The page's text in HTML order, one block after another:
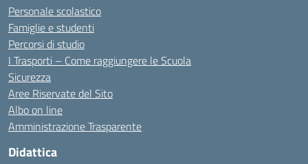
Personale scolastico
Famiglie e studenti
Percorsi di studio
I Trasporti – Come raggiungere le Scuola
Sicurezza
Aree Riservate del Sito
Albo on line
Amministrazione Trasparente
Didattica